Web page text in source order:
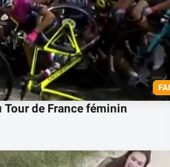
de France féminin